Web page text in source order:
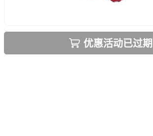
优惠活动已过期